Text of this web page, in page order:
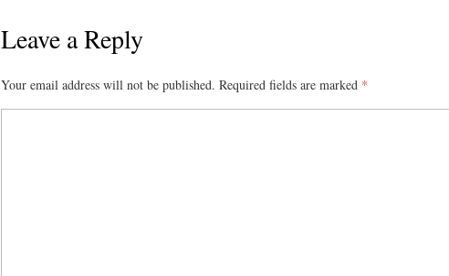
Leave a Reply
Your email address will not be published. Required fields are marked *